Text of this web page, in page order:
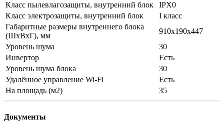
Класс пылевлагозащиты, внутренний блок
IPX0
Класс электрозащиты, внутренний блок
I класс
Габаритные размеры внутреннего блока
(ШхВхГ), мм
910x190x447
Уровень шума
30
Инвертор
Есть
Уровень шума блока
30
Удалённое управление Wi-Fi
Есть
На площадь (м2)
35
Документы